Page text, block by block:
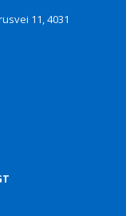
11, 4031